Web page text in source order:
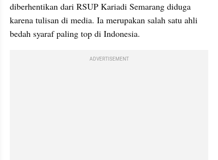
diberhentikan dari RSUP Kariadi Semarang diduga
karena tulisan di media. Ia merupakan salah satu ahli
bedah syaraf paling top di Indonesia.
ADVERTISEMENT